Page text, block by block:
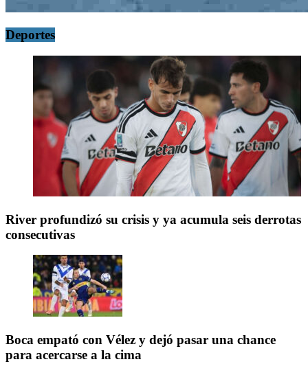
Deportes
River profundizó su crisis y ya acumula seis derrotas
consecutivas
Boca empató con Vélez y dejó pasar una chance
para acercarse a la cima